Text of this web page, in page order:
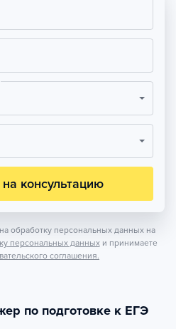
консультацию
обработку персональных данных на
персональных данных и принимаете
соглашения.
по подготовке к ЕГЭ